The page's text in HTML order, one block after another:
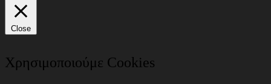
Close
Χρησιμοποιούμε Cookies